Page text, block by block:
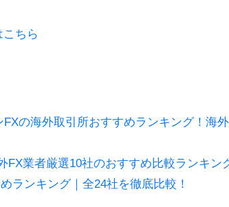
ちら
の海外取引所おすすめランキング！海
FX業者厳選10社のおすすめ比較ランキ
ランキング｜全24社を徹底比較！